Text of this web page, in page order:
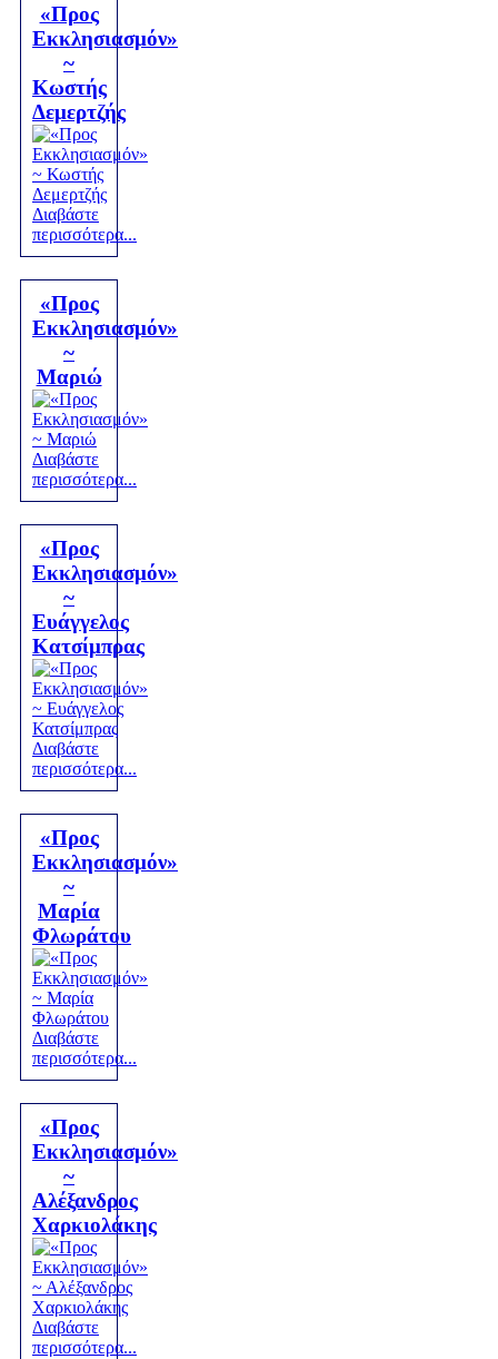
«Προς
Εκκλησιασμόν»
~
Κωστής
Δεμερτζής
Διαβάστε
περισσότερα...
«Προς
Εκκλησιασμόν»
~
Μαριώ
Διαβάστε
περισσότερα...
«Προς
Εκκλησιασμόν»
~
Ευάγγελος
Κατσίμπρας
Διαβάστε
περισσότερα...
«Προς
Εκκλησιασμόν»
~
Μαρία
Φλωράτου
Διαβάστε
περισσότερα...
«Προς
Εκκλησιασμόν»
~
Αλέξανδρος
Χαρκιολάκης
Διαβάστε
περισσότερα...